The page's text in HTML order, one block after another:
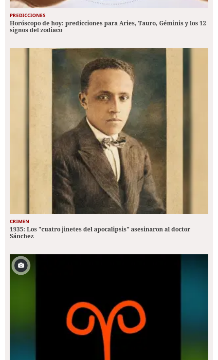
PREDICCIONES
Horóscopo de hoy: predicciones para Aries, Tauro, Géminis y los 12
signos del zodiaco
CRIMEN
1935: Los "cuatro jinetes del apocalipsis" asesinaron al doctor
Sánchez